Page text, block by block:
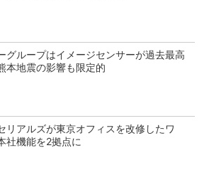
グループはイメージセンサーが過去最高
本地震の影響も限定的
リアルズが東京オフィスを改修したワ
社機能を2拠点に